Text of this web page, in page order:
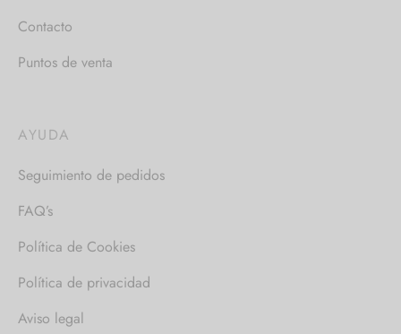
Contacto
Puntos de venta
AYUDA
Seguimiento de pedidos
FAQ’s
Política de Cookies
Política de privacidad
Aviso legal